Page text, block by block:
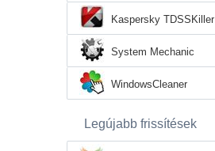
Kaspersky TDSSKiller
System Mechanic
WindowsCleaner
Legújabb frissítések